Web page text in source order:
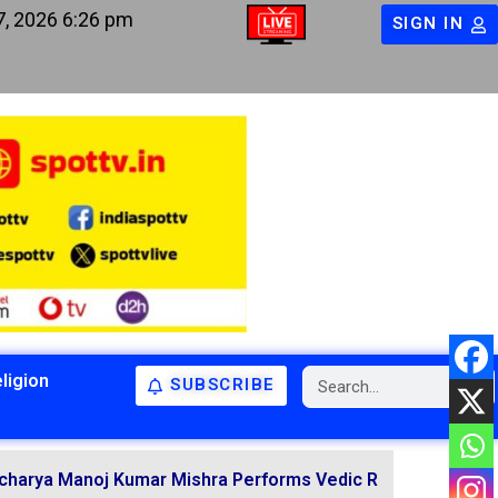
2026 6:26 pm SIGN IN
SUBSCRIBE
Kumar Mishra Performs Vedic Rituals for the
LATEST NEWS
NATIONAL
RELIGION